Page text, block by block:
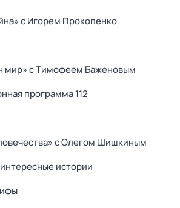
с Игорем Прокопенко
мир» с Тимофеем Баженовым
программа 112
с Олегом Шишкиным
истории